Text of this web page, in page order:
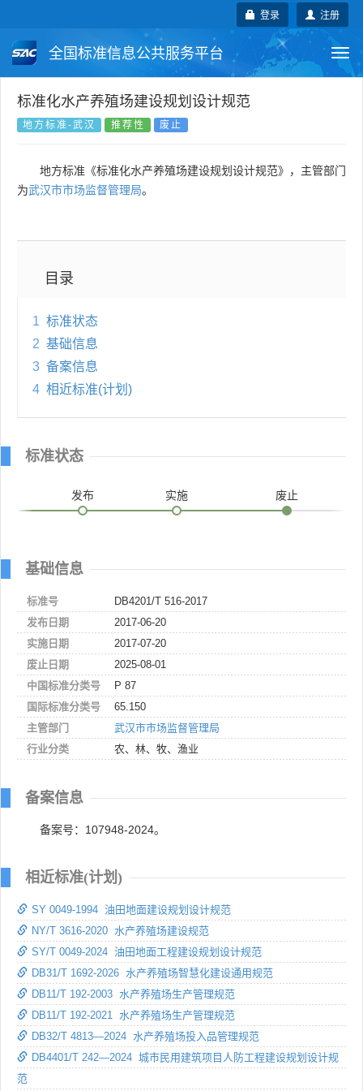
注册
登录
全国标准信息公共服务平台
国家标准 行业标准
国外标准 技术委员会
标准化水产养殖场建设规划设计规范
地方标准-武汉 推荐性 废止
地方标准《标准化水产养殖场建设规划设计规范》，主管部门
为武汉市市场监督管理局。
目录
1 标准状态
2 基础信息
3 备案信息
4 相近标准(计划)
标准状态
发布 实施 废止
基础信息
标准号
DB4201/T 516-2017
发布日期
2017-06-20
实施日期
2017-07-20
废止日期
2025-08-01
中国标准分类号
P 87
国际标准分类号
65.150
主管部门
武汉市市场监督管理局
行业分类
农、林、牧、渔业
备案信息
备案号：107948-2024。
相近标准(计划)
SY 0049-1994 油田地面建设规划设计规范
NY/T 3616-2020 水产养殖场建设规范
SY/T 0049-2024 油田地面工程建设规划设计规范
DB31/T 1692-2026 水产养殖场智慧化建设通用规范
DB11/T 192-2003 水产养殖场生产管理规范
DB11/T 192-2021 水产养殖场生产管理规范
DB32/T 4813—2024 水产养殖场投入品管理规范
DB4401/T 242—2024 城市民用建筑项目人防工程建设规划设计规
范